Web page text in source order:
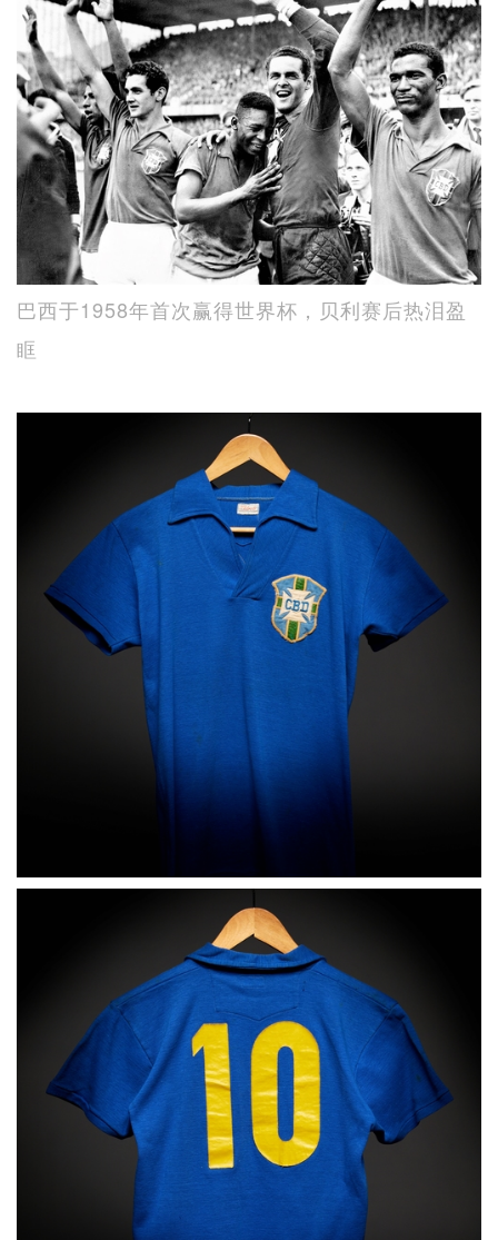
巴西于1958年首次赢得世界杯，贝利赛后热泪盈
眶